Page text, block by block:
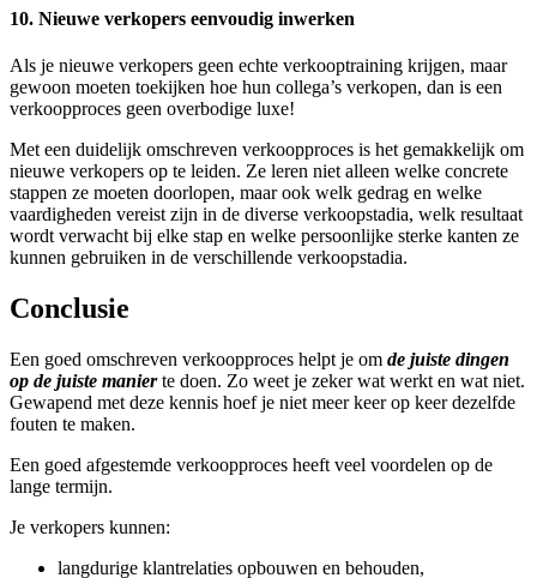
10. Nieuwe verkopers eenvoudig inwerken
Als je nieuwe verkopers geen echte verkooptraining krijgen, maar
gewoon moeten toekijken hoe hun collega’s verkopen, dan is een
verkoopproces geen overbodige luxe!
Met een duidelijk omschreven verkoopproces is het gemakkelijk om
nieuwe verkopers op te leiden. Ze leren niet alleen welke concrete
stappen ze moeten doorlopen, maar ook welk gedrag en welke
vaardigheden vereist zijn in de diverse verkoopstadia, welk resultaat
wordt verwacht bij elke stap en welke persoonlijke sterke kanten ze
kunnen gebruiken in de verschillende verkoopstadia.
Conclusie
Een goed omschreven verkoopproces helpt je om de juiste dingen
op de juiste manier te doen. Zo weet je zeker wat werkt en wat niet.
Gewapend met deze kennis hoef je niet meer keer op keer dezelfde
fouten te maken.
Een goed afgestemde verkoopproces heeft veel voordelen op de
lange termijn.
Je verkopers kunnen:
langdurige klantrelaties opbouwen en behouden,